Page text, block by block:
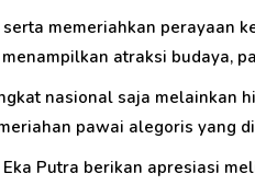
memeriahkan perayaan
atraksi budaya,
nasional saja melainkan
pawai alegoris yang
Eka Putra berikan apresiasi